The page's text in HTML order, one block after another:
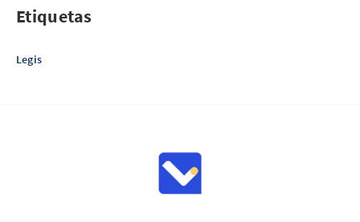
Etiquetas
Legis